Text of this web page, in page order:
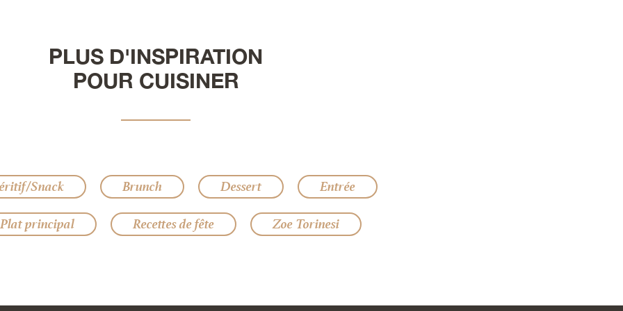
PLUS D'INSPIRATION
POUR CUISINER
Snack Brunch Dessert
Entrée
Plat principal
Recettes de fête Zoe Torinesi